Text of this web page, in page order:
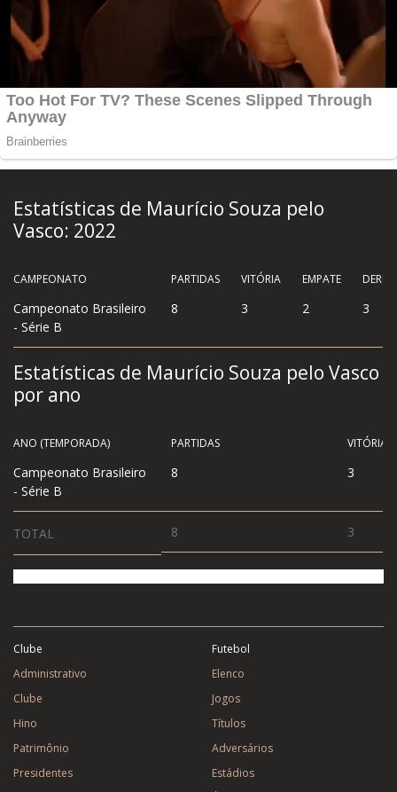
Estatísticas de Maurício Souza pelo
Vasco: 2022
CAMPEONATO
Campeonato Brasileiro
- Série B
PARTIDAS VITÓRIA EMPATE
8 3 2 3
Estatísticas de Maurício Souza pelo Vasco
por ano
ANO (TEMPORADA)
Campeonato Brasileiro
- Série B
TOTAL
PARTIDAS VITÓRIA
8 3
8 3
Clube
Administrativo
Clube
Hino
Patrimônio
Presidentes
Futebol
Elenco
Jogos
Títulos
Adversários
Estádios